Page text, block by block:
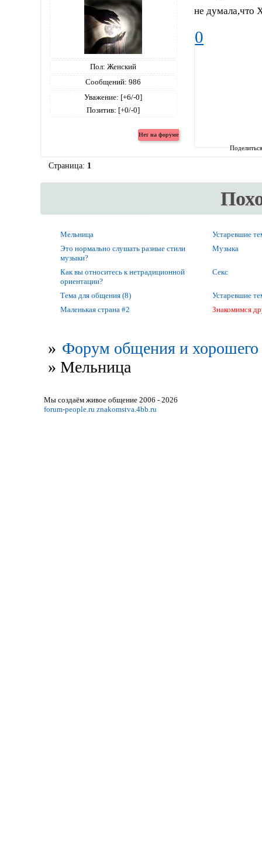
Пол: Женский
Сообщений: 986
Уважение: [+6/-0]
Позитив: [+0/-0]
не думала,что
0
Страница: 1
Мельница
Устаревшие
Это нормально слушать разные стили
музыки?
Музыка
Как вы относитесь к нетрадиционной
ориентации?
Секс
Тема для общения (8)
Устаревшие
Маленькая страна #2
Знакомимся
» Форум общения и хорошего
» Мельница
Мы создаём живое общение 2006 - 2026
forum-people.ru znakomstva.4bb.ru